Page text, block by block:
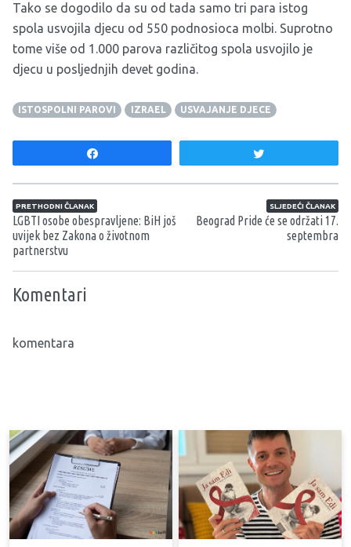
Tako se dogodilo da su od tada samo tri para istog
spola usvojila djecu od 550 podnosioca molbi. Suprotno
tome više od 1.000 parova različitog spola usvojilo je
djecu u posljednjih devet godina.
ISTOSPOLNI PAROVI IZRAEL USVAJANJE DJECE
Navigacija članaka
PRETHODNI ČLANAK
LGBTI osobe obespravljene: BiH još
uvijek bez Zakona o životnom
partnerstvu
SLJEDEĆI ČLANAK
Beograd Pride će se održati 17.
septembra
Komentari
komentara